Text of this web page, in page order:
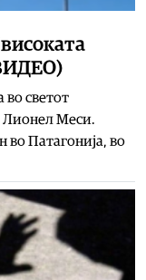
во светот
Лионел Меси.
во Патагонија, во